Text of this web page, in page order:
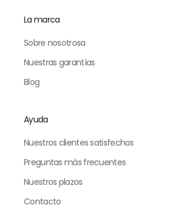
La marca
Sobre nosotrosa
Nuestras garantías
Blog
Ayuda
Nuestros clientes satisfechos
Preguntas más frecuentes
Nuestros plazos
Contacto